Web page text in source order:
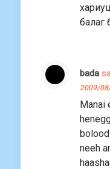
балаг
bada
2009/
Manai
neeh